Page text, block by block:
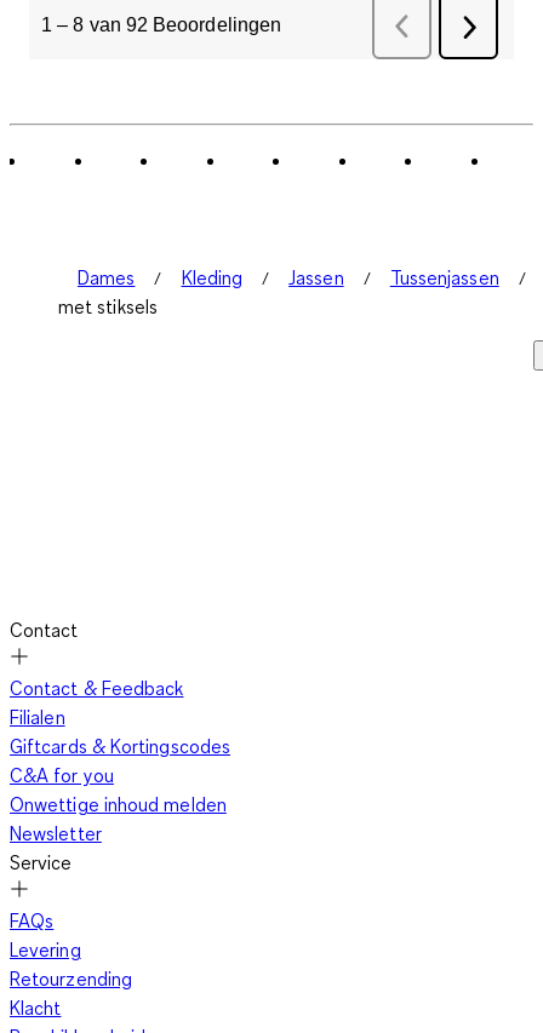
1 – 8 van 92 Beoordelingen Vorige
Dames Kleding Jassen
Tussenjassen
met stiksels
Contact
Contact & Feedback
Filialen
Giftcards & Kortingscodes
C&A for you
Onwettige inhoud melden
Newsletter
Service
FAQs
Levering
Retourzending
Klacht